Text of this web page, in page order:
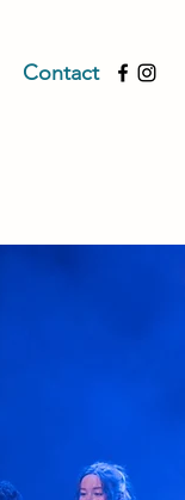
Contact